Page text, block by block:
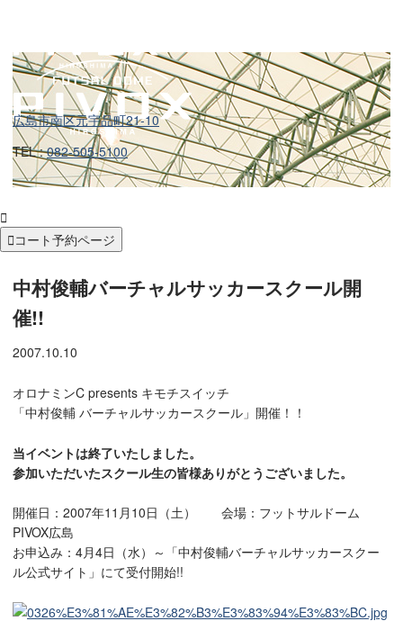

コート予約ページ
広島市南区元宇品町21-10
TEL :082-505-5100
中村俊輔バーチャルサッカースクール開
催!!
2007.10.10
オロナミンC presents キモチスイッチ
「中村俊輔 バーチャルサッカースクール」開催！！
当イベントは終了いたしました。
参加いただいたスクール生の皆様ありがとうございました。
開催日：2007年11月10日（土） 会場：フットサルドーム
PIVOX広島
お申込み：4月4日（水）～「中村俊輔バーチャルサッカースクー
ル公式サイト」にて受付開始!!